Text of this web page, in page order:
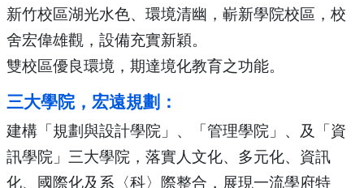
新竹校區湖光水色、環境清幽，嶄新學院校區，校
舍宏偉雄觀，設備充實新穎。
雙校區優良環境，期達境化教育之功能。
三大學院，宏遠規劃：
建構「規劃與設計學院」、「管理學院」、及「資
訊學院」三大學院，落實人文化、多元化、資訊
化、國際化及系〈科〉際整合，展現一流學府特